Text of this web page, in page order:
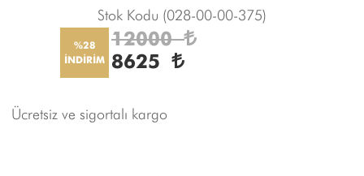
Stok Kodu (028-00-00-375)
%28
İNDİRİM
12000
8625
Ücretsiz ve sigortalı kargo